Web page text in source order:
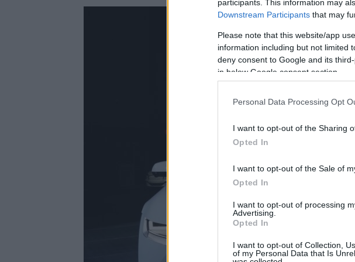
participants. This information may
Downstream Participants that may
Please note that this website/app
information including but not limited
deny consent to Google and its
in below Google consent section.
Personal Data Processing Opt
I want to opt-out of the Sharing
Opted In
I want to opt-out of the Sale of
Opted In
I want to opt-out of processing
Advertising.
Opted In
I want to opt-out of Collection,
of my Personal Data that Is